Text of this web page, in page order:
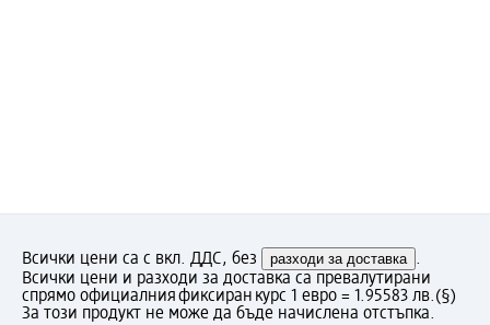
Всички цени са с вкл. ДДС, без разходи за доставка .
Всички цени и разходи за доставка са превалутирани
спрямо официалния фиксиран курс 1 евро = 1.95583 лв.(§)
За този продукт не може да бъде начислена отстъпка.